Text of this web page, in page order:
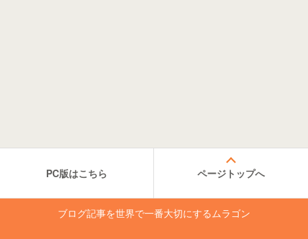
PC版はこちら ページトップへ
ブログ記事を世界で一番大切にするムラゴン